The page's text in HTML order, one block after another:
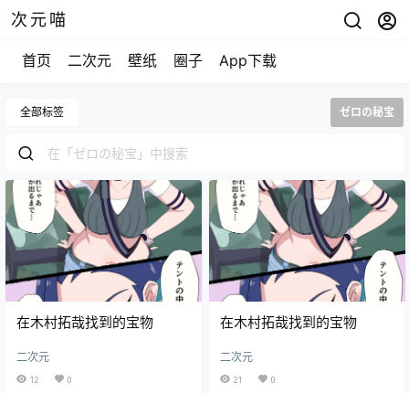
次元喵
首页 二次元 壁纸 圈子 App下载
全部标签 ゼロの秘宝
在木村拓哉找到的宝物
二次元
12 0
在木村拓哉找到的宝物
二次元
21 0